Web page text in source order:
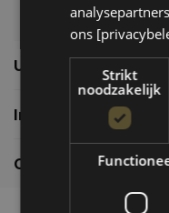
Usefull links
Informatie
Contactgegevens
ons
Strikt
noodzakelijk